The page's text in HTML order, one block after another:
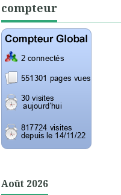
compteur
Août 2026